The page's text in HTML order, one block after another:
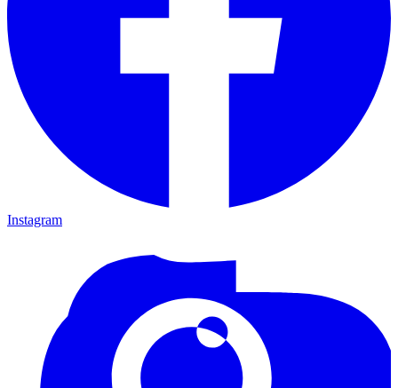
Instagram